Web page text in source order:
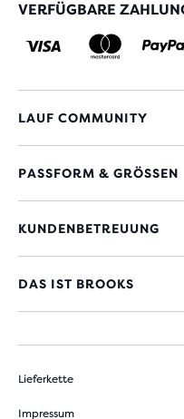
VERFÜGBARE
LAUF COMMUNITY
PASSFORM & GRÖSSEN
KUNDENBETREUUNG
DAS IST BROOKS
Lieferkette
Impressum